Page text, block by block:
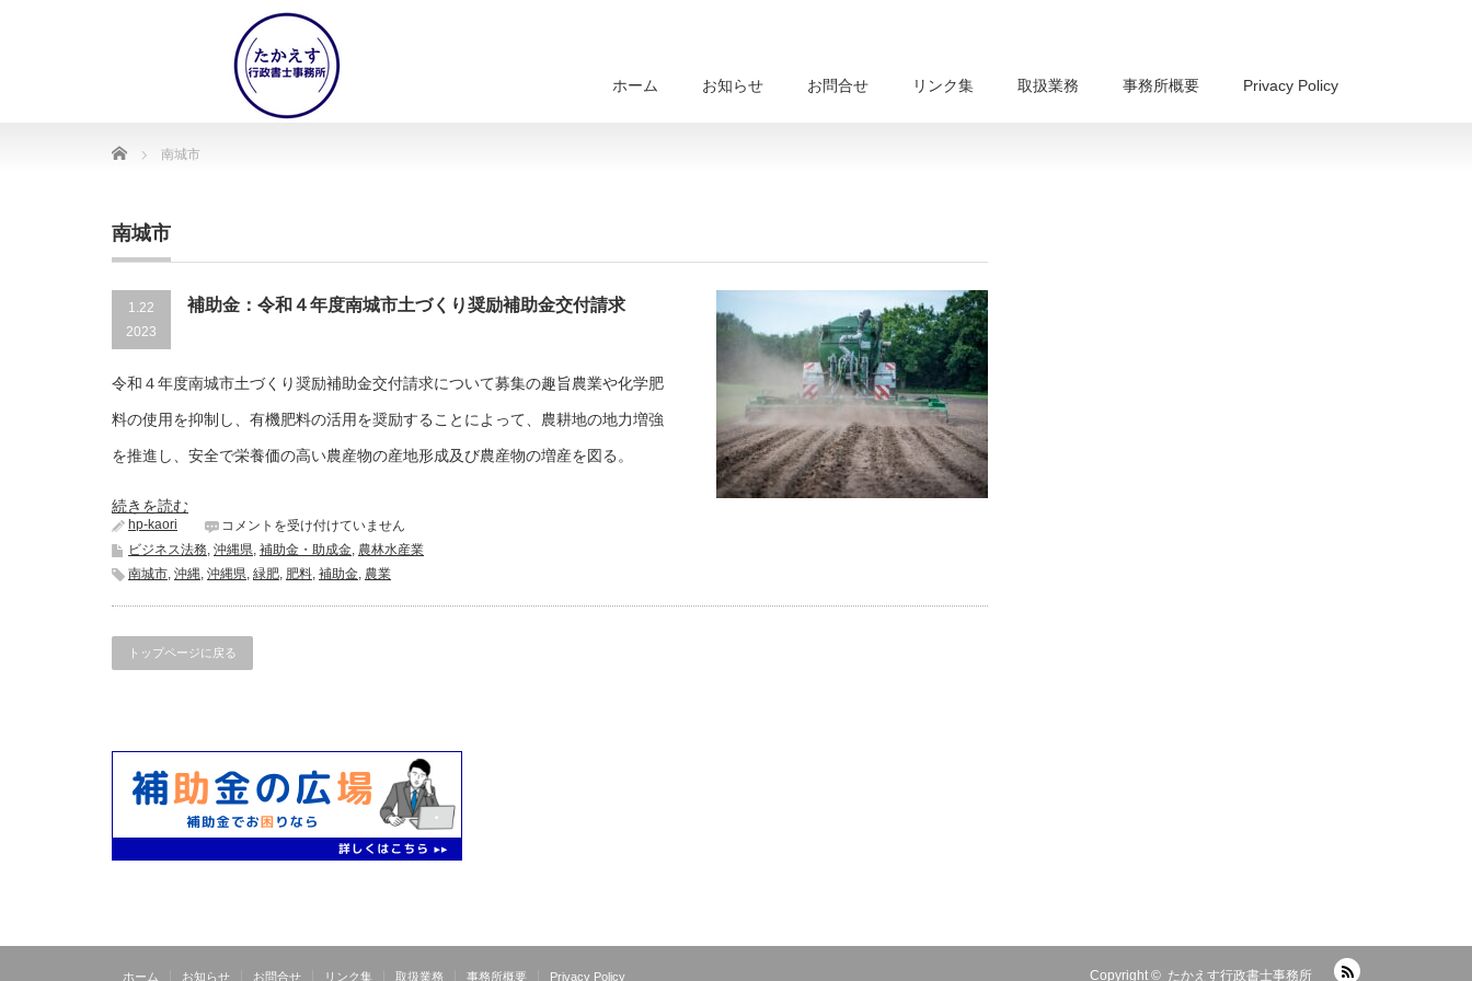
ホーム お知らせ お問合せ リンク集 取扱業務 事務所概要 Privacy Policy
Home 南城市
南城市
1.22
2023
補助金：令和４年度南城市土づくり奨励補助金交付請求
令和４年度南城市土づくり奨励補助金交付請求について募集の趣旨農業や化学肥
料の使用を抑制し、有機肥料の活用を奨励することによって、農耕地の地力増強
を推進し、安全で栄養価の高い農産物の産地形成及び農産物の増産を図る。
続きを読む
hp-kaori
補
助
令
年
度
南
づ
り
奨
励
補
助
は
コメントを受け付けていません
ビジネス法務, 沖縄県, 補助金・助成金, 農林水産業
南城市, 沖縄, 沖縄県, 緑肥, 肥料, 補助金, 農業
トップページに戻る
ホーム お知らせ お問合せ リンク集 取扱業務 事務所概要 Privacy Policy Copyright © たかえす行政書士事務所